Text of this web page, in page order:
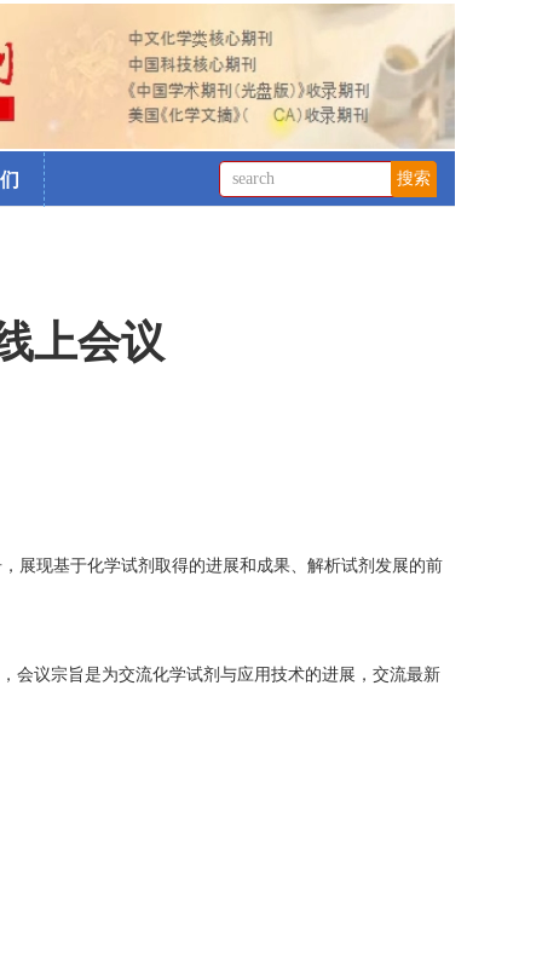
上会议
展现基于化学试剂取得的进展和成果、解析试剂发展的前
会议宗旨是为交流化学试剂与应用技术的进展，交流最新